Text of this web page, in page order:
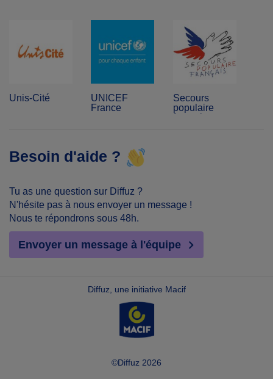
Unis-Cité
UNICEF
France
Secours
populaire
français
Besoin d'aide ?
Tu as une question sur Diffuz ?
N'hésite pas à nous envoyer un message !
Nous te répondrons sous 48h.
Envoyer un message à l'équipe
Diffuz, une initiative Macif
©Diffuz 2026